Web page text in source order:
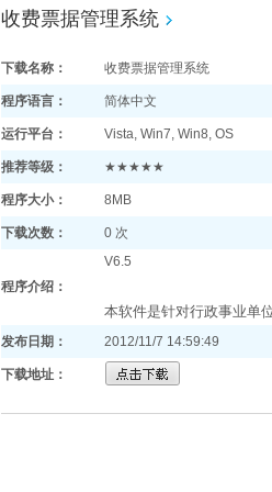
收费票据管理系统
下载名称： 收费票据管理系统
程序语言： 简体中文
运行平台： Vista, Win7, Win8, OS
推荐等级： ★★★★★
程序大小： 8MB
下载次数： 0 次
程序介绍：
V6.5
本软件是针对行政事业单
发布日期： 2012/11/7 14:59:49
下载地址：